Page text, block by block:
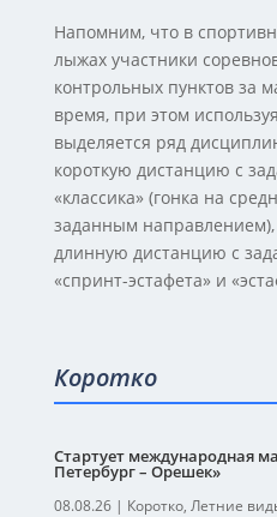
Напомним, что в
лыжах участники
контрольных пунктов за
время, при этом
выделяется ряд
короткую дистанцию с
«классика» (гонка на
заданным направлением),
длинную дистанцию с
«спринт-эстафета» и
Коротко
Стартует международная
Петербург – Орешек»
08.08.26| Коротко, Летние